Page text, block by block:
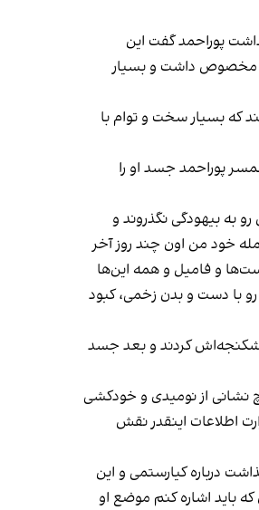
پوراحمد گفت این
مخصوص داشت و بسیار
که بسیار سخت و توام با
پوراحمد جسد او را
به بیهودگی نگذروند و
خود من اون چند روز آخر
و فامیل و همه این‌ها
با دست و بدن زخمی، کبود
شکنجه‌اش کردند و بعد جسد
نشانی از نومیدی و خودکشی
اطلاعات اینقدر نقش
درباره کیارستمی و این
باید اشاره کنم موضع او